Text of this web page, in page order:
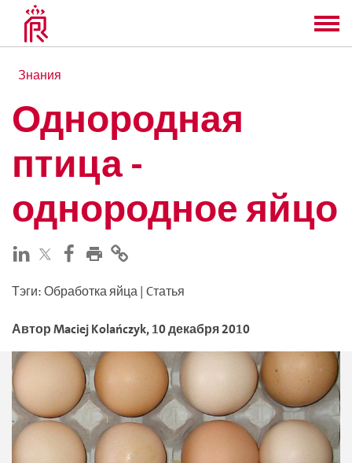
Знания
Однородная
птица -
однородное яйцо
Тэги:Обработка яйца| Cтатья
АвторMaciejKolańczyk,10 декабря 2010